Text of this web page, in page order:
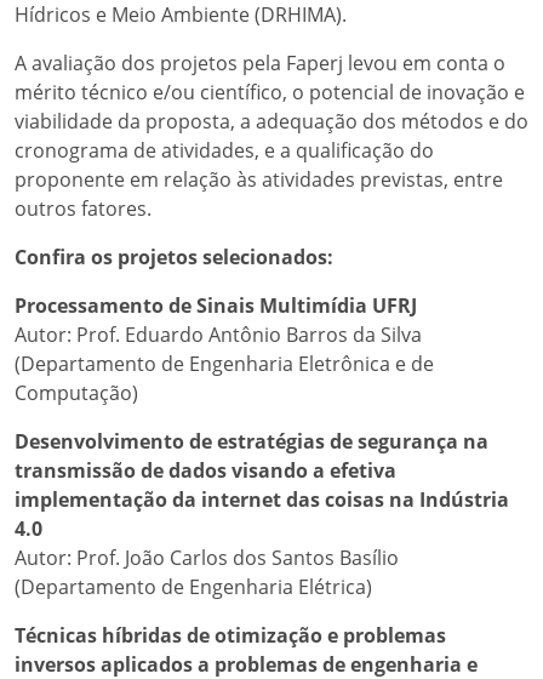
Hídricos e Meio Ambiente (DRHIMA).
A avaliação dos projetos pela Faperj levou em conta o
mérito técnico e/ou científico, o potencial de inovação e
viabilidade da proposta, a adequação dos métodos e do
cronograma de atividades, e a qualificação do
proponente em relação às atividades previstas, entre
outros fatores.
Confira os projetos selecionados:
Processamento de Sinais Multimídia UFRJ
Autor: Prof. Eduardo Antônio Barros da Silva
(Departamento de Engenharia Eletrônica e de
Computação)
Desenvolvimento de estratégias de segurança na
transmissão de dados visando a efetiva
implementação da internet das coisas na Indústria
4.0
Autor: Prof. João Carlos dos Santos Basílio
(Departamento de Engenharia Elétrica)
Técnicas híbridas de otimização e problemas
inversos aplicados a problemas de engenharia e